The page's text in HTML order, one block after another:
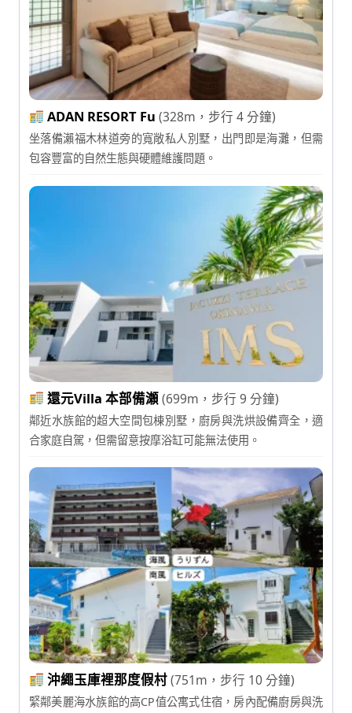
ADAN RESORT Fu (328m，步行 4 分鐘)
坐落備瀨福木林道旁的寬敞私人別墅，出門即是海灘，但需
包容豐富的自然生態與硬體維護問題。
還元Villa 本部備瀬(699m，步行 9 分鐘)
鄰近水族館的超大空間包棟別墅，廚房與洗烘設備齊全，適
合家庭自駕，但需留意按摩浴缸可能無法使用。
沖繩玉庫裡那度假村(751m，步行 10 分鐘)
緊鄰美麗海水族館的高CP值公寓式住宿，房內配備廚房與洗